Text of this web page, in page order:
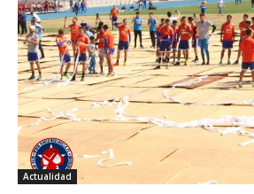
Actualidad